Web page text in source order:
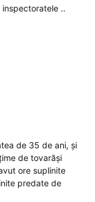
..
de 35 de ani, și
de tovarăși
ore suplinite
predate de